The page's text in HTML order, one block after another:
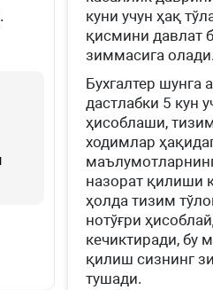
куни учун ҳақ
қисмини давлат
зиммасига олади.
Бухгалтер шунга
дастлабки 5 кун
ҳисоблаши,
ходимлар
назорат қилиши
ҳолда тизим
нотўғри
кечиктиради, бу
қилиш сизнинг
тушади.